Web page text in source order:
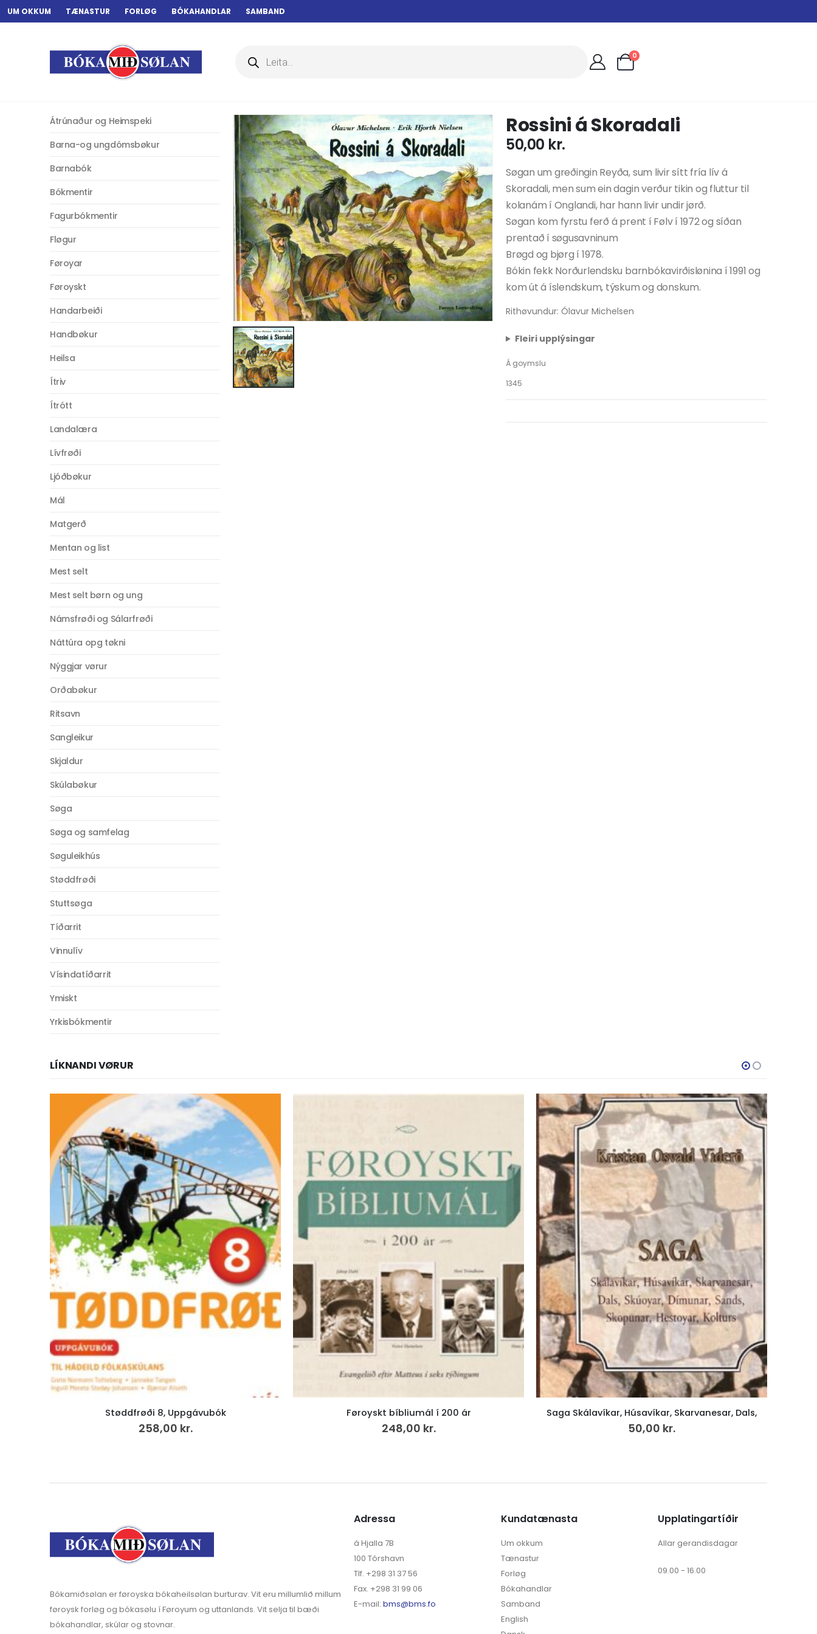
UM OKKUM TÆNASTUR FORLØG BÓKAHANDLAR SAMBAND
search 0
Rossini á Skoradali
50,00 kr.
Søgan um greðingin Reyða, sum livir sítt fría lív á
Skoradali, men sum ein dagin verður tikin og fluttur til
kolanám í Onglandi, har hann livir undir jørð.
Søgan kom fyrstu ferð á prent í Følv í 1972 og síðan
prentað í søgusavninum
Brøgd og bjørg í 1978.
Bókin fekk Norðurlendsku barnbókavirðislønina í 1991 og
kom út á íslendskum, týskum og donskum.
Rithøvundur: Ólavur Michelsen
Fleiri upplýsingar
Á goymslu
1345
Átrúnaður og Heimspeki
Barna-og ungdómsbøkur
Barnabók
Bókmentir
Fagurbókmentir
Fløgur
Føroyar
Føroyskt
Handarbeiði
Handbøkur
Heilsa
Ítriv
Ítrótt
Landalæra
Lívfrøði
Ljóðbøkur
Mál
Matgerð
Mentan og list
Mest selt
Mest selt børn og ung
Námsfrøði og Sálarfrøði
Náttúra opg tøkni
Nýggjar vørur
Orðabøkur
Ritsavn
Sangleikur
Skjaldur
Skúlabøkur
Søga
Søga og samfelag
Søguleikhús
Støddfrøði
Stuttsøga
Tíðarrit
Vinnulív
Vísindatíðarrit
Ymiskt
Yrkisbókmentir
LÍKNANDI VØRUR
Føroyskt bíbliumál í 200 ár
248,00 kr.
Saga Skálavíkar, Húsavíkar, Skarvanesar, Dals,
50,00kr.
Kirkjubøur Benches and the Cathedral
50,00 kr.
Bókamiðsølan er føroyska bókaheilsølan burturav. Vit eru millumlið millum
føroysk forløg og bókasølu í Føroyum og uttanlands. Vit selja til bæði
bókahandlar, skúlar og stovnar.
Adressa
á Hjalla 7B
100 Tórshavn
Tlf. +298 31 37 56
Fax. +298 31 99 06
E-mail: bms@bms.fo
Kundatænasta
Um okkum
Tænastur
Forløg
Bókahandlar
Samband
English
Upplatingartíðir
Allar gerandisdagar
09.00 - 16.00